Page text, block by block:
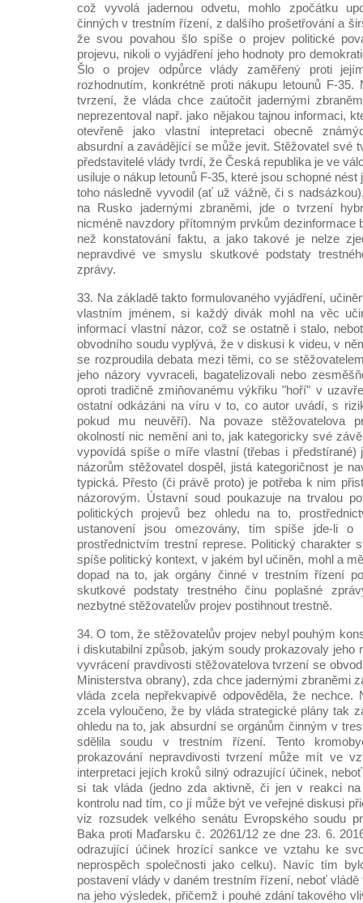
což vyvolá jadernou odvetu, mohlo zpočátku
činných v trestním řízení, z dalšího prošetřování a
že svou povahou šlo spíše o projev politické
projevu, nikoli o vyjádření jeho hodnoty pro
Šlo o projev odpůrce vlády zaměřený proti
rozhodnutím, konkrétně proti nákupu letounů F-35.
tvrzení, že vláda chce zaútočit jadernými
neprezentoval např. jako nějakou tajnou informaci,
otevřeně jako vlastní intepretaci obecně
absurdní a zavádějící se může jevit. Stěžovatel své
představitelé vlády tvrdí, že Česká republika je ve
usiluje o nákup letounů F-35, které jsou schopné
toho následně vyvodil (ať už vážně, či s
na Rusko jadernými zbraněmi, jde o tvrzení
nicméně navzdory přítomným prvkům dezinformace
než konstatování faktu, a jako takové je nelze
nepravdivé ve smyslu skutkové podstaty
zprávy.
33. Na základě takto formulovaného vyjádření,
vlastním jménem, si každý divák mohl na věc
informací vlastní názor, což se ostatně i stalo,
obvodního soudu vyplývá, že v diskusi k videu, v
se rozproudila debata mezi těmi, co se
jeho názory vyvraceli, bagatelizovali nebo
oproti tradičně zmiňovanému výkřiku "hoří" v
ostatní odkázáni na víru v to, co autor uvádí, s
pokud mu neuvěří). Na povaze stěžovatelova
okolností nic nemění ani to, jak kategoricky své
vypovídá spíše o míře vlastní (třebas i předstírané)
názorům stěžovatel dospěl, jistá kategoričnost je
typická. Přesto (či právě proto) je potřeba k nim
názorovým. Ústavní soud poukazuje na trvalou
politických projevů bez ohledu na to,
ustanovení jsou omezovány, tím spíše jde-li o
prostřednictvím trestní represe. Politický charakter
spíše politický kontext, v jakém byl učiněn, mohl a
dopad na to, jak orgány činné v trestním řízení
skutkové podstaty trestného činu poplašné
nezbytné stěžovatelův projev postihnout trestně.
34. O tom, že stěžovatelův projev nebyl pouhým
i diskutabilní způsob, jakým soudy prokazovaly jeho
vyvrácení pravdivosti stěžovatelova tvrzení se
Ministerstva obrany), zda chce jadernými zbraněmi
vláda zcela nepřekvapivě odpověděla, že nechce.
zcela vyloučeno, že by vláda strategické plány tak
ohledu na to, jak absurdní se orgánům činným v
sdělila soudu v trestním řízení. Tento
prokazování nepravdivosti tvrzení může mít ve
interpretaci jejích kroků silný odrazující účinek,
si tak vláda (jedno zda aktivně, či jen v reakci na
kontrolu nad tím, co jí může být ve veřejné diskusi
viz rozsudek velkého senátu Evropského soudu
Baka proti Maďarsku č. 20261/12 ze dne 23. 6.
odrazující účinek hrozící sankce ve vztahu ke
neprospěch společnosti jako celku). Navíc tím
postavení vlády v daném trestním řízení, neboť
na jeho výsledek, přičemž i pouhé zdání takového